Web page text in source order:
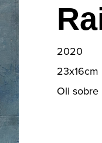
2020
23x16cm
Oli sobre